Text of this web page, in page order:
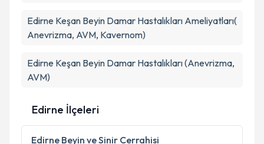
Takvim Talebini Gönder
Edirne Keşan Beyin Damar Hastalıkları Ameliyatları(
Anevrizma, AVM, Kavernom)
Edirne Keşan Beyin Damar Hastalıkları (Anevrizma,
AVM)
Edirne İlçeleri
Edirne Beyin ve Sinir Cerrahisi